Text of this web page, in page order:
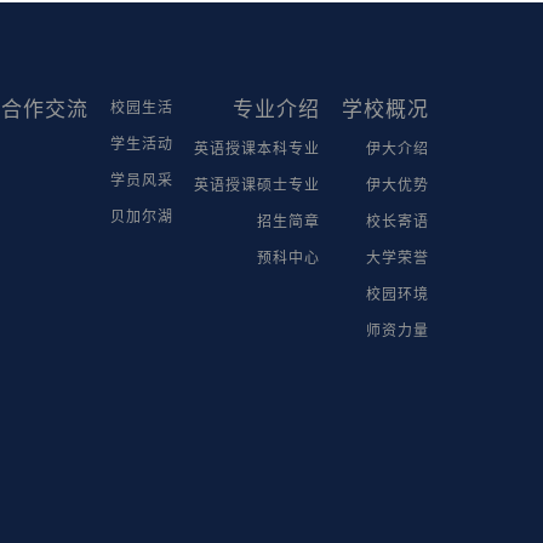
合作交流 校园生活
学生活动
学员风采
贝加尔湖
专业介绍
英语授课本科专业
英语授课硕士专业
招生简章
预科中心
学校概况
伊大介绍
伊大优势
校长寄语
大学荣誉
校园环境
师资力量